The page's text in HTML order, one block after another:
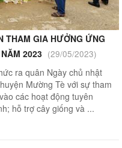
THAM GIA HƯỞNG ỨNG
2023 (29/05/2023)
ra quân Ngày chủ nhật
Mường Tè với sự tham
các hoạt động tuyên
hỗ trợ cây giống và ...